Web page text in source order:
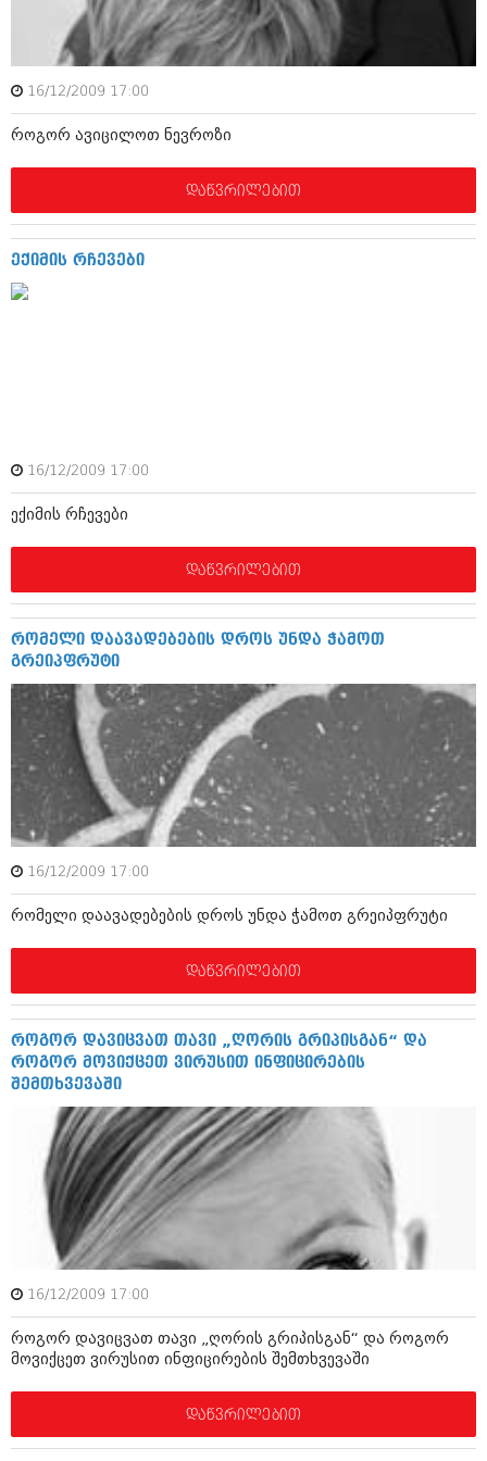
იანვარი 2016 (206)
დეკემბერი 2015 (207)
ნოემბერი 2015 (264)
სექტემბერი 2015 (215)
ივლისი 2015 (173)
ივნისი 2015 (261)
მაისი 2015 (194)
თებერვალი 2015 (286)
აპრილი 2014 (290)
მარტი 2014 (413)
თებერვალი 2014 (318)
ნოემბერი 2013 (279)
ოქტომბერი 2013 (256)
სექტემბერი 2013 (368)
აგვისტო 2013 (89)
ივლისი 2013 (182)
ივნისი 2013 (212)
მაისი 2013 (259)
აპრილი 2013 (304)
მარტი 2013 (352)
თებერვალი 2013 (204)
იანვარი 2013 (334)
დეკემბერი 2012 (98)
ნოემბერი 2012 (295)
აგვისტო 2012 (268)
ივლისი 2012 (322)
ივნისი 2012 (282)
მაისი 2012 (240)
აპრილი 2012 (294)
თებერვალი 2012 (376)
იანვარი 2012 (322)
ნოემბერი 2011 (471)
სექტემბერი 2011 (407)
აგვისტო 2011 (249)
ივლისი 2011 (400)
ივნისი 2011 (438)
მაისი 2011 (415)
აპრილი 2011 (294)
მარტი 2011 (654)
თებერვალი 2011 (329)
იანვარი 2011 (647)
(157)
დეკემბერი 2010 (881)
ნოემბერი 2010 (422)
სექტემბერი 2010 (449)
ივლისი 2010 (556)
16/12/2009 17:00
როგორ ავიცილოთ ნევროზი
დაწვრილებით
ექიმის რჩევები
16/12/2009 17:00
ექიმის რჩევები
დაწვრილებით
რომელი დაავადებების დროს უნდა ჭამოთ
გრეიპფრუტი
16/12/2009 17:00
რომელი დაავადებების დროს უნდა ჭამოთ გრეიპფრუტი
დაწვრილებით
როგორ დავიცვათ თავი „ღორის გრიპისგან“ და
როგორ მოვიქცეთ ვირუსით ინფიცირების
შემთხვევაში
16/12/2009 17:00
როგორ დავიცვათ თავი „ღორის გრიპისგან“ და როგორ
მოვიქცეთ ვირუსით ინფიცირების შემთხვევაში
დაწვრილებით